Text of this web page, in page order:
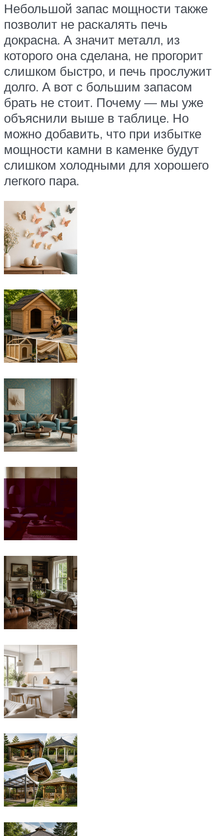
Небольшой запас мощности также
позволит не раскалять печь
докрасна. А значит металл, из
которого она сделана, не прогорит
слишком быстро, и печь прослужит
долго. А вот с большим запасом
брать не стоит. Почему — мы уже
объяснили выше в таблице. Но
можно добавить, что при избытке
мощности камни в каменке будут
слишком холодными для хорошего
легкого пара.